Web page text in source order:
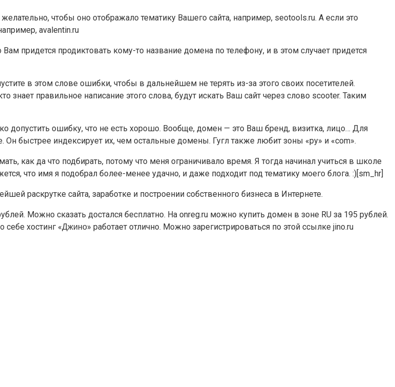
чтобы оно отображало тематику Вашего сайта, например, seotools.ru. А если это
avalentin.ru
придется продиктовать кому-то название домена по телефону, и в этом случает придется
в этом слове ошибки, чтобы в дальнейшем не терять из-за этого своих посетителей.
знает правильное написание этого слова, будут искать Ваш сайт через слово scooter. Таким
ошибку, что не есть хорошо. Вообще, домен — это Ваш бренд, визитка, лицо… Для
быстрее индексирует их, чем остальные домены. Гугл также любит зоны «ру» и «com».
как да что подбирать, потому что меня ограничивало время. Я тогда начинал учиться в школе
что имя я подобрал более-менее удачно, и даже подходит под тематику моего блога. :)[sm_hr]
раскрутке сайта, заработке и построении собственного бизнеса в Интернете.
Можно сказать достался бесплатно. На onreg.ru можно купить домен в зоне RU за 195 рублей.
хостинг «Джино» работает отлично. Можно зарегистрироваться по этой ссылке jino.ru